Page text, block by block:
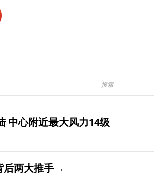
中心附近最大风力14级
后两大推手→